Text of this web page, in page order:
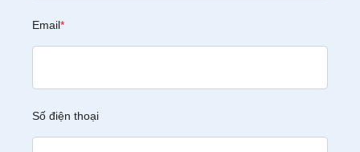
Email*
Số điện thoại